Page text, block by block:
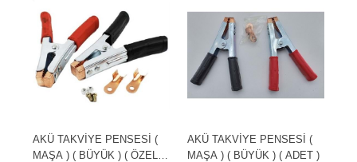
AKÜ TAKVİYE PENSESİ (
MAŞA ) ( BÜYÜK ) ( ÖZEL )
AKÜ TAKVİYE PENSESİ (
MAŞA ) ( BÜYÜK ) ( ADET )